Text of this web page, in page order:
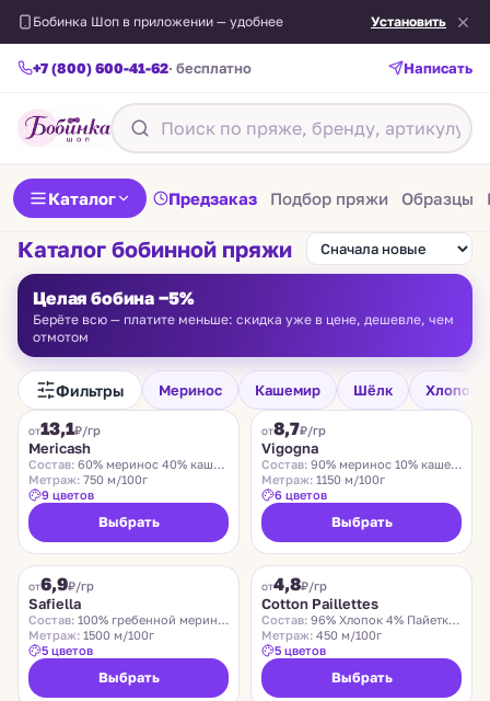
Бобинка Шоп в приложении — удобнее Установить
+7 (800) 600-41-62· бесплатно Написать
Каталог Предзаказ Подбор пряжи Образцы
Каталог бобинной пряжи
Целая бобина −5%
Берёте всю — платите меньше: скидка уже в цене, дешевле, чем
отмотом
Фильтры Меринос Кашемир Шёлк Хлопок
FILAMORE
от13,1₽/гр
Mericash
Состав: 60% меринос 40% кашемир
Метраж: 750 м/100г
9 цветов
Выбрать
VIGOGNA
от8,7₽/гр
Vigogna
Состав: 90% меринос 10% кашемир
Метраж: 1150 м/100г
6 цветов
Выбрать
от6,9₽/гр
Safiella
Состав: 100% гребенной меринос
Метраж: 1500 м/100г
5 цветов
Выбрать
от4,8₽/гр
Cotton Paillettes
Состав: 96% Хлопок 4% Пайетки Полиэстер
Метраж: 450 м/100г
5 цветов
Выбрать